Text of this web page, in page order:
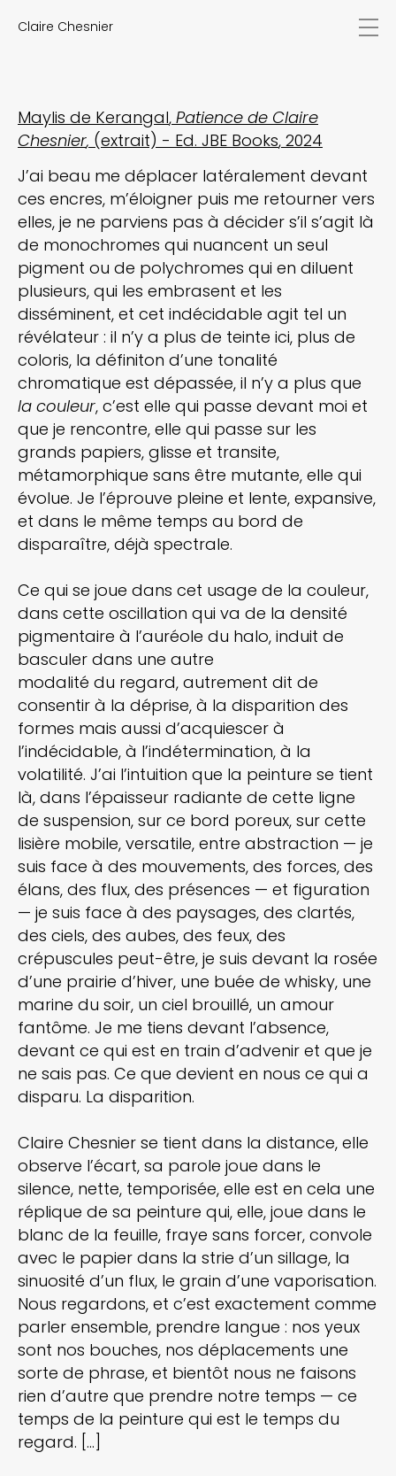
Claire Chesnier
expositions
textes
contact
EN FR
Maylis de Kerangal Patience de Claire
Chesnier (extrait) - Ed. JBE Books 2024
J’ai beau me déplacer latéralement devant
ces encres, m’éloigner puis me retourner vers
elles, je ne parviens pas à décider s’il s’agit là
de monochromes qui nuancent un seul
pigment ou de polychromes qui en diluent
plusieurs, qui les embrasent et les
disséminent, et cet indécidable agit tel un
révélateur : il n’y a plus de teinte ici, plus de
coloris, la définiton d’une tonalité
chromatique est dépassée, il n’y a plus que
la couleur, c’est elle qui passe devant moi et
que je rencontre, elle qui passe sur les
grands papiers, glisse et transite,
métamorphique sans être mutante, elle qui
évolue. Je l’éprouve pleine et lente, expansive,
et dans le même temps au bord de
disparaître, déjà spectrale.
Ce qui se joue dans cet usage de la couleur,
dans cette oscillation qui va de la densité
pigmentaire à l’auréole du halo, induit de
basculer dans une autre
modalité du regard, autrement dit de
consentir à la déprise, à la disparition des
formes mais aussi d’acquiescer à
l’indécidable, à l’indétermination, à la
volatilité. J’ai l’intuition que la peinture se tient
là, dans l’épaisseur radiante de cette ligne
de suspension, sur ce bord poreux, sur cette
lisière mobile, versatile, entre abstraction — je
suis face à des mouvements, des forces, des
élans, des flux, des présences — et figuration
— je suis face à des paysages, des clartés,
des ciels, des aubes, des feux, des
crépuscules peut-être, je suis devant la rosée
d’une prairie d’hiver, une buée de whisky, une
marine du soir, un ciel brouillé, un amour
fantôme. Je me tiens devant l’absence,
devant ce qui est en train d’advenir et que je
ne sais pas. Ce que devient en nous ce qui a
disparu. La disparition.
Claire Chesnier se tient dans la distance, elle
observe l’écart, sa parole joue dans le
silence, nette, temporisée, elle est en cela une
réplique de sa peinture qui, elle, joue dans le
blanc de la feuille, fraye sans forcer, convole
avec le papier dans la strie d’un sillage, la
sinuosité d’un flux, le grain d’une vaporisation.
Nous regardons, et c’est exactement comme
parler ensemble, prendre langue : nos yeux
sont nos bouches, nos déplacements une
sorte de phrase, et bientôt nous ne faisons
rien d’autre que prendre notre temps — ce
temps de la peinture qui est le temps du
regard. […]